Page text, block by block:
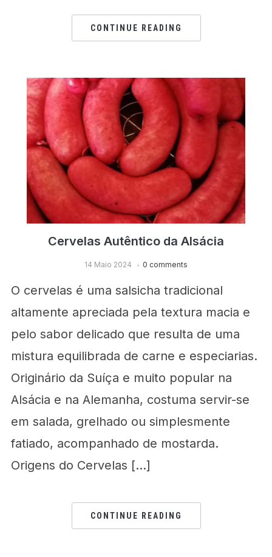
CONTINUE READING
Cervelas Autêntico da Alsácia
14 Maio 2024 0 comments
O cervelas é uma salsicha tradicional
altamente apreciada pela textura macia e
pelo sabor delicado que resulta de uma
mistura equilibrada de carne e especiarias.
Originário da Suíça e muito popular na
Alsácia e na Alemanha, costuma servir-se
em salada, grelhado ou simplesmente
fatiado, acompanhado de mostarda.
Origens do Cervelas […]
CONTINUE READING